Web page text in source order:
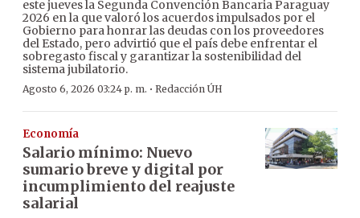
este jueves la Segunda Convención Bancaria Paraguay
2026 en la que valoró los acuerdos impulsados por el
Gobierno para honrar las deudas con los proveedores
del Estado, pero advirtió que el país debe enfrentar el
sobregasto fiscal y garantizar la sostenibilidad del
sistema jubilatorio.
Agosto 6, 2026 03:24 p. m. · Redacción ÚH
Economía
Salario mínimo: Nuevo
sumario breve y digital por
incumplimiento del reajuste
salarial